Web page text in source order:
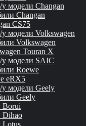
модели Changan
Changan
CS75
модели Volkswagen
Volkswagen
Touran X
у модели SAIC
Roewe
eRX5
у модели Geely
Geely
Borui
Dihao
Lotus